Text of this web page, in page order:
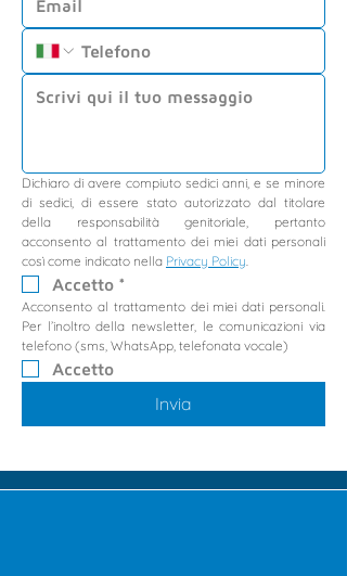
Dichiaro di avere compiuto sedici anni, e se minore
di sedici, di essere stato autorizzato dal titolare
della responsabilità genitoriale, pertanto
acconsento al trattamento dei miei dati personali
così come indicato nella Privacy Policy.
Accetto *
Acconsento al trattamento dei miei dati personali.
Per l’inoltro della newsletter, le comunicazioni via
telefono (sms, WhatsApp, telefonata vocale)
Accetto
Invia